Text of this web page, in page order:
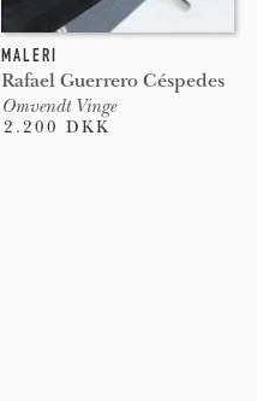
MALERI
Rafael Guerrero Céspedes
Omvendt Vinge
2.200 DKK